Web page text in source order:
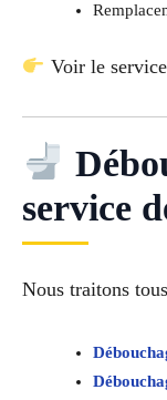
Voir le
service
Nous traitons